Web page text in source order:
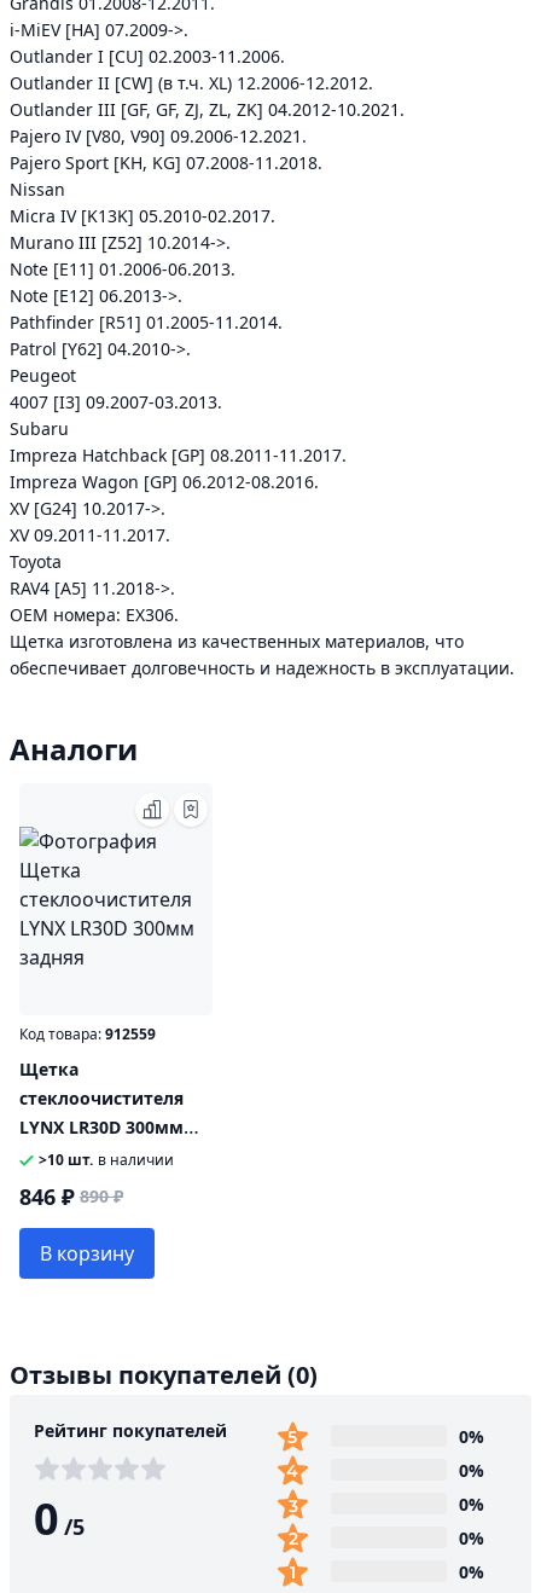
i-MiEV [HA] 07.2009->.
Outlander I [CU] 02.2003-11.2006.
Outlander II [CW] (в т.ч. XL) 12.2006-12.2012.
Outlander III [GF, GF, ZJ, ZL, ZK] 04.2012-10.2021.
Pajero IV [V80, V90] 09.2006-12.2021.
Pajero Sport [KH, KG] 07.2008-11.2018.
Nissan
Micra IV [K13K] 05.2010-02.2017.
Murano III [Z52] 10.2014->.
Note [E11] 01.2006-06.2013.
Note [E12] 06.2013->.
Pathfinder [R51] 01.2005-11.2014.
Patrol [Y62] 04.2010->.
Peugeot
4007 [I3] 09.2007-03.2013.
Subaru
Impreza Hatchback [GP] 08.2011-11.2017.
Impreza Wagon [GP] 06.2012-08.2016.
XV [G24] 10.2017->.
XV 09.2011-11.2017.
Toyota
RAV4 [A5] 11.2018->.
ОЕМ номера: EX306.
Щетка изготовлена из качественных материалов, что
обеспечивает долговечность и надежность в эксплуатации.
Аналоги
Код товара:912559
Щетка
стеклоочистителя
LYNX LR30D 300мм
задняя
>10 шт. в наличии
846 ₽ 890 ₽
В корзину
Отзывы покупателей (0)
Рейтинг покупателей
0 /5
0%
0%
0%
0%
0%